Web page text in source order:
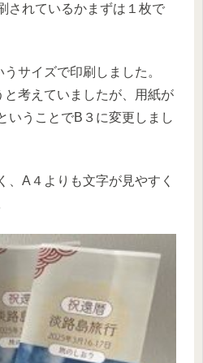
されているかまずは１枚で
サイズで印刷しました。
考えていましたが、用紙が
いうことでB３に変更しまし
、A４よりも文字が見やすく